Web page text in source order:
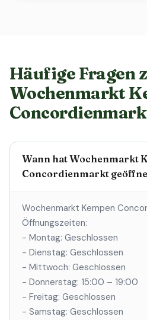
Häufige Fragen
Wochenmarkt
Wann hat Wochenmarkt
Concordienmarkt
Wochenmarkt Kempen
Öffnungszeiten:
- Montag: Geschlossen
- Dienstag: Geschlossen
- Mittwoch: Geschlossen
- Donnerstag: 15:00 – 19:00
- Freitag: Geschlossen
- Samstag: Geschlossen